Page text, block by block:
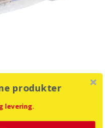
Nba3
produkter
levering.